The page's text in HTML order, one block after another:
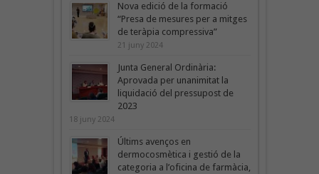
Nova edició de la formació
“Presa de mesures per a mitges
de teràpia compressiva”
21 juny 2024
Junta General Ordinària:
Aprovada per unanimitat la
liquidació del pressupost de
2023
18 juny 2024
Últims avenços en
dermocosmètica i gestió de la
categoria a l’oficina de farmàcia,